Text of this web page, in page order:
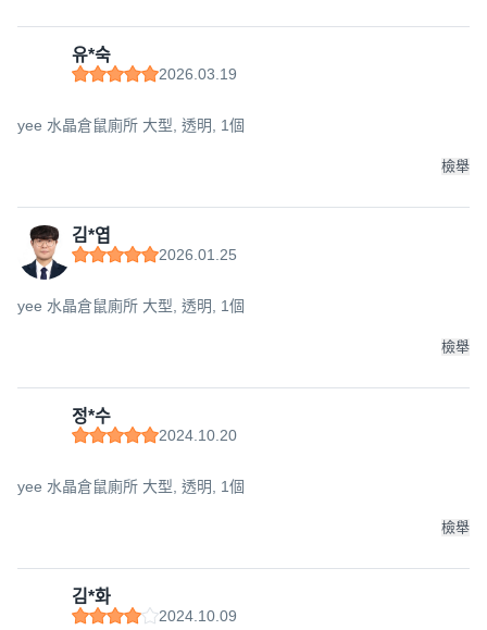
유*숙
2026.03.19
yee 水晶倉鼠廁所 大型, 透明, 1個
檢舉
김*엽
2026.01.25
yee 水晶倉鼠廁所 大型, 透明, 1個
檢舉
정*수
2024.10.20
yee 水晶倉鼠廁所 大型, 透明, 1個
檢舉
김*화
2024.10.09